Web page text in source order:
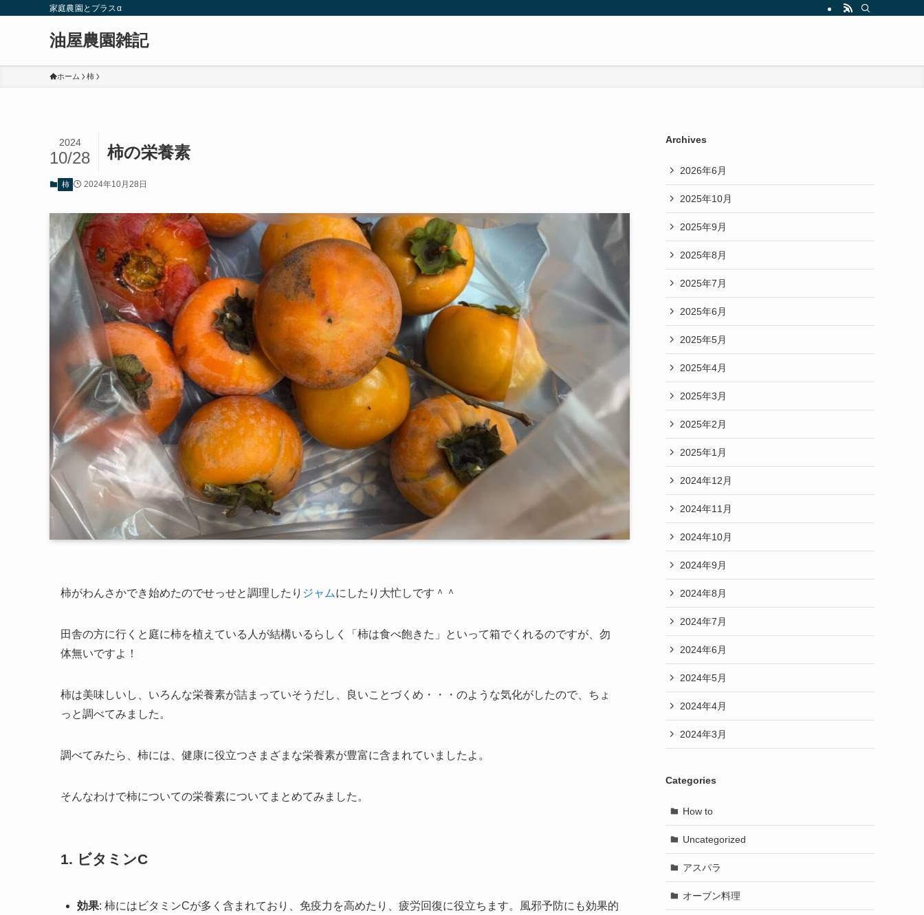
家庭農園とプラスα
油屋農園雑記
ホーム 柿
柿の栄養素
2024
10/28
柿 2024年10月28日
柿がわんさかでき始めたのでせっせと調理したり ジャムにしたり大忙しです＾＾
田舎の方に行くと庭に柿を植えている人が結構いるらしく「柿は食べ飽きた」といって箱でくれるのですが、勿
体無いですよ！
柿は美味しいし、いろんな栄養素が詰まっていそうだし、良いことづくめ・・・のような気化がしたので、ちょ
っと調べてみました。
調べてみたら、柿には、健康に役立つさまざまな栄養素が豊富に含まれていましたよ。
そんなわけで柿についての栄養素についてまとめてみました。
1. ビタミンC
効果: 柿にはビタミンCが多く含まれており、免疫力を高めたり、疲労回復に役立ちます。風邪予防にも効果的
Archives
2026年6月
2025年10月
2025年9月
2025年8月
2025年7月
2025年6月
2025年5月
2025年4月
2025年3月
2025年2月
2025年1月
2024年12月
2024年11月
2024年10月
2024年9月
2024年8月
2024年7月
2024年6月
2024年5月
2024年4月
2024年3月
Categories
How to
Uncategorized
アスパラ
オーブン料理